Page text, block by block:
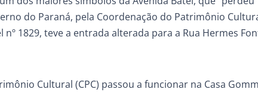
do Paraná, pela Coordenação do Patrimônio
1829, teve a entrada alterada para a Rua Hermes
Cultural (CPC) passou a funcionar na Casa